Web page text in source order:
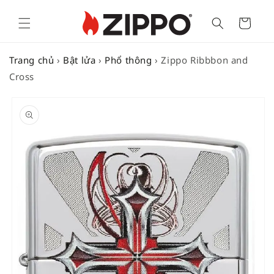
Cart
Trang chủ › Bật lửa › Phổ thông ›Zippo Ribbbon and
Cross
PRODUCT
INFORMATION